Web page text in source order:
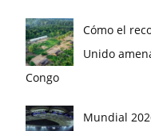
Cómo el
Unido
Congo
Mundial